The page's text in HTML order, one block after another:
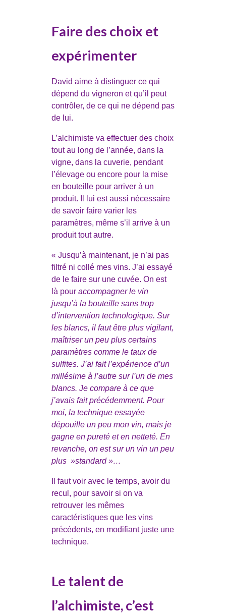
Faire des choix et
expérimenter
David aime à distinguer ce qui
dépend du vigneron et qu’il peut
contrôler, de ce qui ne dépend pas
de lui.
L’alchimiste va effectuer des choix
tout au long de l’année, dans la
vigne, dans la cuverie, pendant
l’élevage ou encore pour la mise
en bouteille pour arriver à un
produit. Il lui est aussi nécessaire
de savoir faire varier les
paramètres, même s’il arrive à un
produit tout autre.
« Jusqu’à maintenant, je n’ai pas
filtré ni collé mes vins. J’ai essayé
de le faire sur une cuvée. On est
là pour accompagner le vin
jusqu’à la bouteille sans trop
d’intervention technologique. Sur
les blancs, il faut être plus vigilant,
maîtriser un peu plus certains
paramètres comme le taux de
sulfites. J’ai fait l’expérience d’un
millésime à l’autre sur l’un de mes
blancs. Je compare à ce que
j’avais fait précédemment. Pour
moi, la technique essayée
dépouille un peu mon vin, mais je
gagne en pureté et en netteté. En
revanche, on est sur un vin un peu
plus »standard »…
Il faut voir avec le temps, avoir du
recul, pour savoir si on va
retrouver les mêmes
caractéristiques que les vins
précédents, en modifiant juste une
technique.
Le talent de
l’alchimiste, c’est